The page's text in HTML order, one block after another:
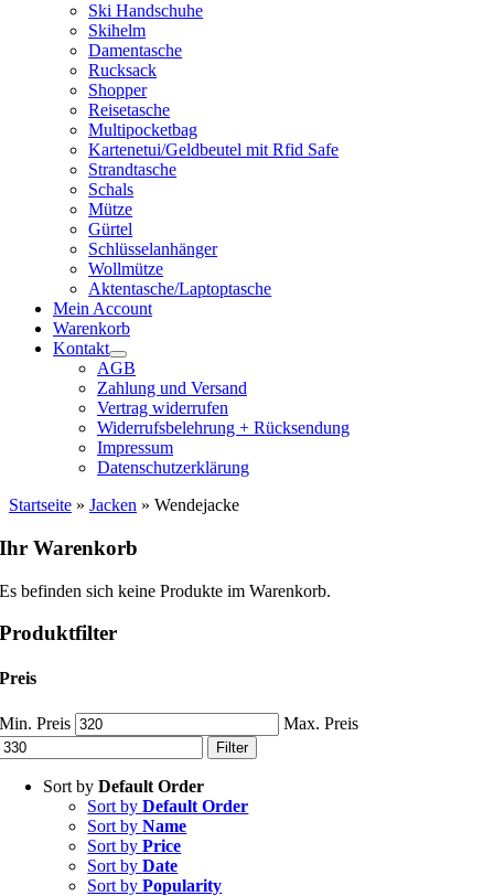
Ski Handschuhe
Skihelm
Damentasche
Rucksack
Shopper
Reisetasche
Multipocketbag
Kartenetui/Geldbeutel mit Rfid Safe
Strandtasche
Schals
Mütze
Gürtel
Schlüsselanhänger
Wollmütze
Aktentasche/Laptoptasche
Mein Account
Warenkorb
Kontakt
AGB
Zahlung und Versand
Vertrag widerrufen
Widerrufsbelehrung + Rücksendung
Impressum
Datenschutzerklärung
Startseite » Jacken » Wendejacke
Ihr Warenkorb
Es befinden sich keine Produkte im Warenkorb.
Produktfilter
Preis
Min. Preis Max. Preis
Filter
Sort byDefault Order
Sort byDefault Order
Sort byName
Sort byPrice
Sort byDate
Sort byPopularity